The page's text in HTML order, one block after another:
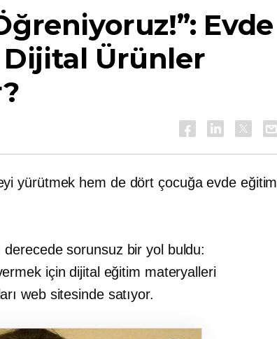
Evde
Ürünler
yürütmek hem de dört çocuğa evde eğitim
derecede sorunsuz bir yol buldu:
için dijital eğitim materyalleri
web sitesinde satıyor.